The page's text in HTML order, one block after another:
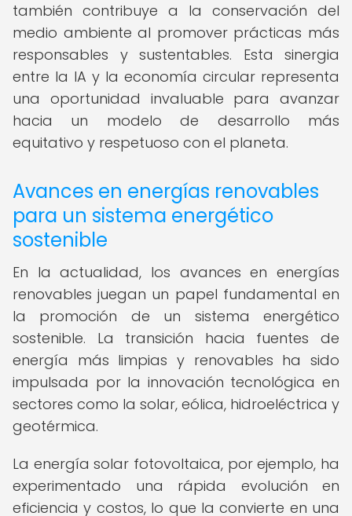
también contribuye a la conservación del
medio ambiente al promover prácticas más
responsables y sustentables. Esta sinergia
entre la IA y la economía circular representa
una oportunidad invaluable para avanzar
hacia un modelo de desarrollo más
equitativo y respetuoso con el planeta.
Avances en energías renovables
para un sistema energético
sostenible
En la actualidad, los avances en energías
renovables juegan un papel fundamental en
la promoción de un sistema energético
sostenible. La transición hacia fuentes de
energía más limpias y renovables ha sido
impulsada por la innovación tecnológica en
sectores como la solar, eólica, hidroeléctrica y
geotérmica.
La energía solar fotovoltaica, por ejemplo, ha
experimentado una rápida evolución en
eficiencia y costos, lo que la convierte en una